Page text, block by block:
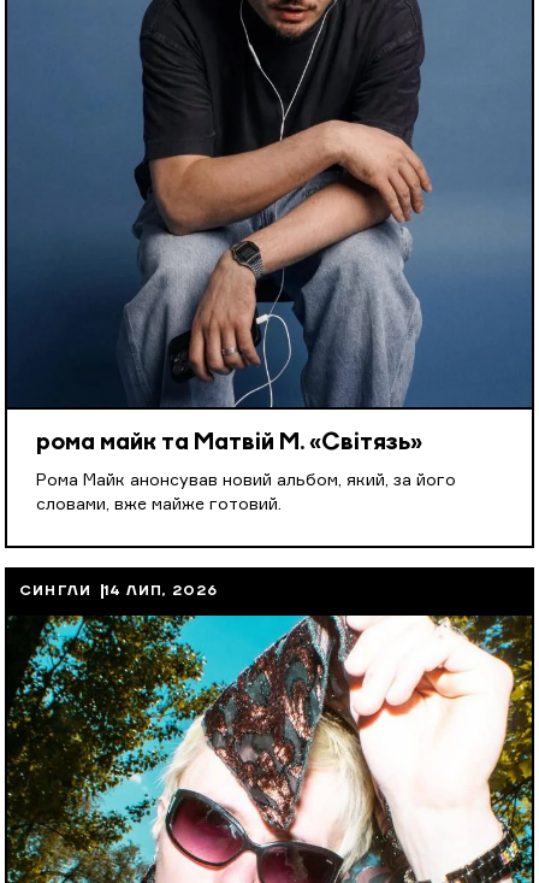
рома майк та Матвій М. «Світязь»
Рома Майк анонсував новий альбом, який, за його
словами, вже майже готовий.
СИНГЛИ 14 ЛИП, 2026